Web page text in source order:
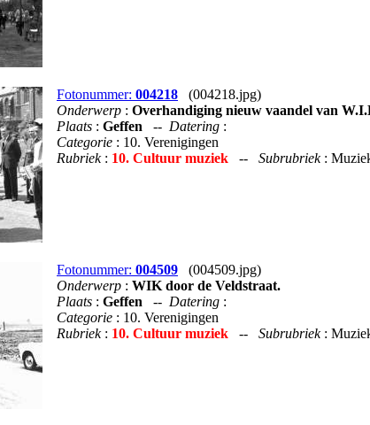
Fotonummer: 004218 (004218.jpg)
Onderwerp : Overhandiging nieuw vaandel van
Plaats : Geffen -- Datering :
Categorie : 10. Verenigingen
Rubriek : 10. Cultuur muziek -- Subrubriek :
Fotonummer: 004509 (004509.jpg)
Onderwerp : WIK door de Veldstraat.
Plaats : Geffen -- Datering :
Categorie : 10. Verenigingen
Rubriek : 10. Cultuur muziek -- Subrubriek :